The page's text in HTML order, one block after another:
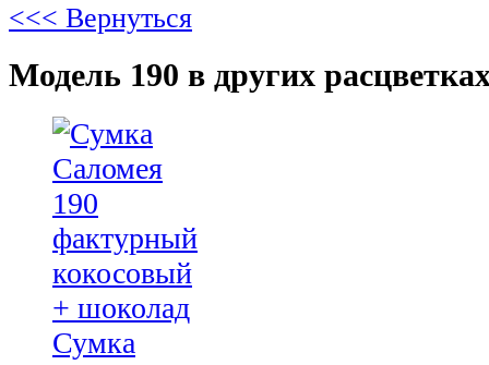
<<< Вернуться
Модель 190 в других
Сумка